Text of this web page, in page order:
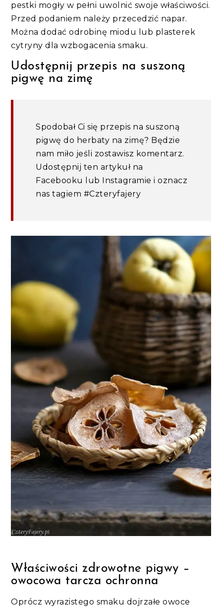
pestki mogły w pełni uwolnić swoje właściwości.
Przed podaniem należy przecedzić napar.
Można dodać odrobinę miodu lub plasterek
cytryny dla wzbogacenia smaku.
Udostępnij przepis na suszoną
pigwę na zimę
Spodobał Ci się przepis na suszoną
pigwę do herbaty na zimę? Będzie
nam miło jeśli zostawisz komentarz.
Udostępnij ten artykuł na
Facebooku lub Instagramie i oznacz
nas tagiem #Czteryfajery
Właściwości zdrowotne pigwy –
owocowa tarcza ochronna
Oprócz wyrazistego smaku dojrzałe owoce